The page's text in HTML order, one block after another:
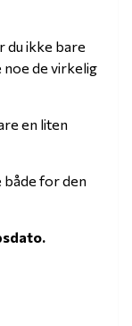
du ikke bare
noe de virkelig
en liten
både for den